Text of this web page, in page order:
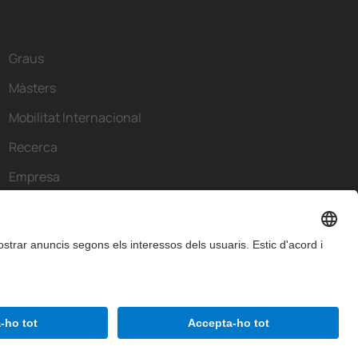
Graus
Màsters
Mobilitat Internacional
Recerca
Empresa
Configuració de privadesa